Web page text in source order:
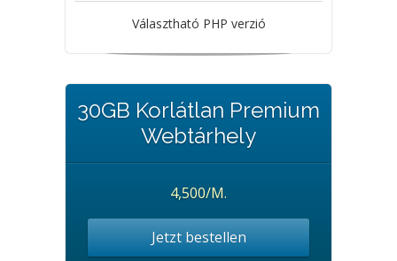
Választható PHP verzió
30GB Korlátlan Premium
Webtárhely
4,500/M.
Jetzt bestellen